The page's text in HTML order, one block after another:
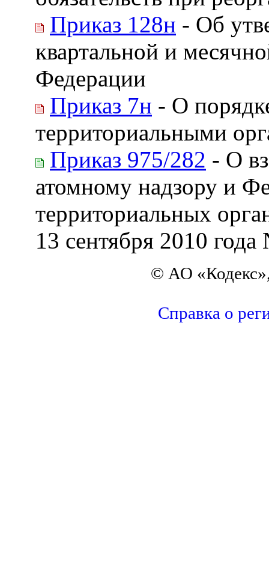
Приказ 128н - Об
квартальной и
Федерации
Приказ 7н - О
территориальными
Приказ 975/282 - О
атомному надзору и
территориальных
13 сентября 2010 года
© АО
Справка о